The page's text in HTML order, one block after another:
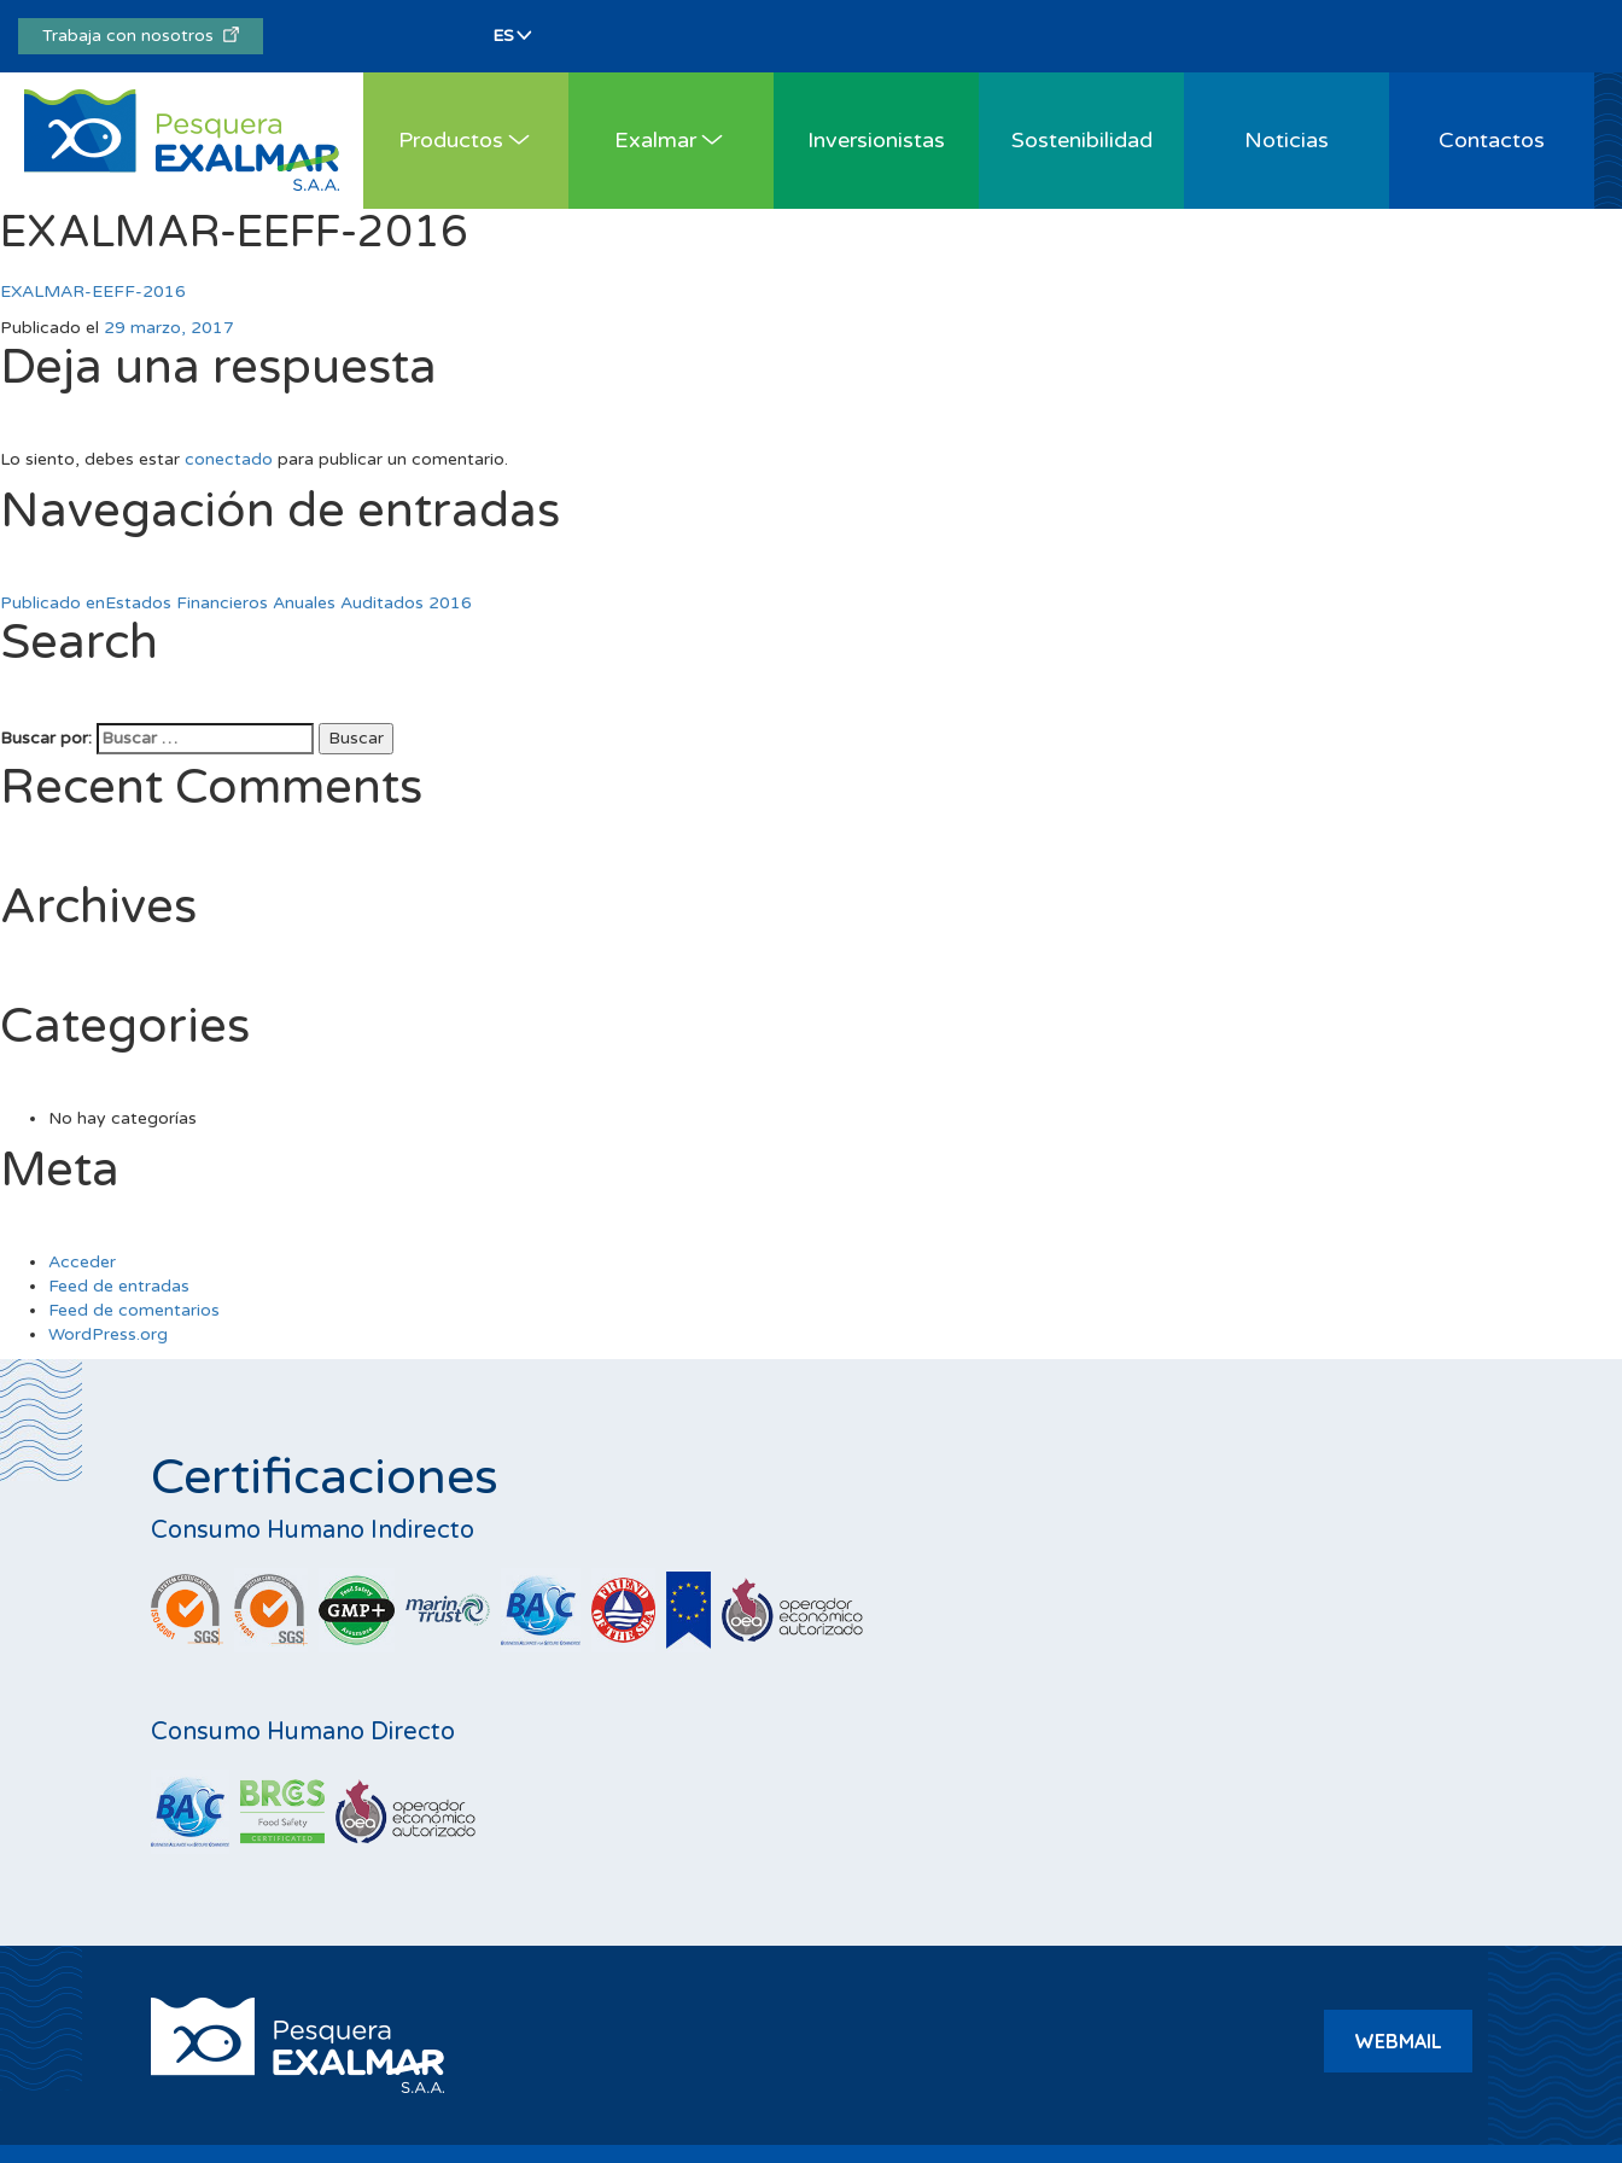
Trabaja con nosotros
Productos Exalmar Inversionistas Sostenibilidad Noticias Contactos
EXALMAR-EEFF-2016
EXALMAR-EEFF-2016
Publicado el 29 marzo, 2017
Deja una respuesta
Lo siento, debes estar conectado para publicar un comentario.
Navegación de entradas
Publicado enEstados Financieros Anuales Auditados 2016
Search
Buscar por: Buscar
Recent Comments
Archives
Categories
No hay categorías
Meta
Acceder
Feed de entradas
Feed de comentarios
WordPress.org
Certificaciones
Consumo Humano Indirecto
Consumo Humano Directo
WEBMAIL